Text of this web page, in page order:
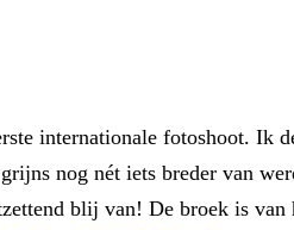
internationale fotoshoot. Ik
nog nét iets breder van
blij van! De broek is